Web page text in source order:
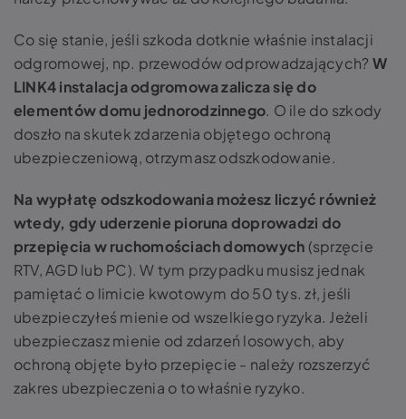
Co się stanie, jeśli szkoda dotknie właśnie instalacji
odgromowej, np. przewodów odprowadzających? W
LINK4 instalacja odgromowa zalicza się do
elementów domu jednorodzinnego. O ile do szkody
doszło na skutek zdarzenia objętego ochroną
ubezpieczeniową, otrzymasz odszkodowanie.
Na wypłatę odszkodowania możesz liczyć również
wtedy, gdy uderzenie pioruna doprowadzi do
przepięcia w ruchomościach domowych (sprzęcie
RTV, AGD lub PC). W tym przypadku musisz jednak
pamiętać o limicie kwotowym do 50 tys. zł, jeśli
ubezpieczyłeś mienie od wszelkiego ryzyka. Jeżeli
ubezpieczasz mienie od zdarzeń losowych, aby
ochroną objęte było przepięcie - należy rozszerzyć
zakres ubezpieczenia o to właśnie ryzyko.